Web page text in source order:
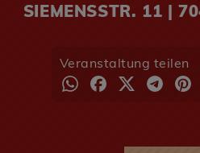
SIEMENSSTR. 11 |
Veranstaltung teilen